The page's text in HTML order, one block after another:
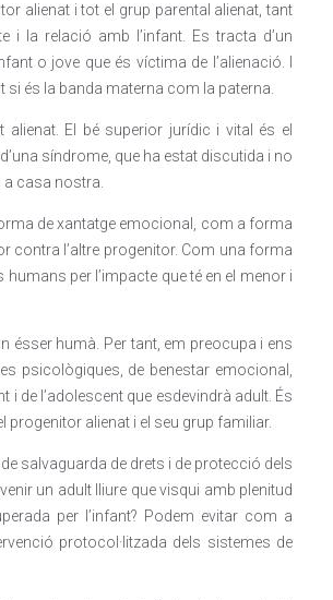
alienat i tot el grup parental alienat, tant
i la relació amb l’infant. Es tracta d’un
o jove que és víctima de l’alienació. I
si és la banda materna com la paterna.
El bé superior jurídic i vital és el
síndrome, que ha estat discutida i no
casa nostra.
de xantatge emocional, com a forma
contra l’altre progenitor. Com una forma
per l’impacte que té en el menor i
ésser humà. Per tant, em preocupa i ens
psicològiques, de benestar emocional,
i de l’adolescent que esdevindrà adult. És
progenitor alienat i el seu grup familiar.
salvaguarda de drets i de protecció dels
un adult lliure que visqui amb plenitud
per l’infant? Podem evitar com a
protocol·litzada dels sistemes de